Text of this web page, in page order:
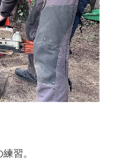
習。